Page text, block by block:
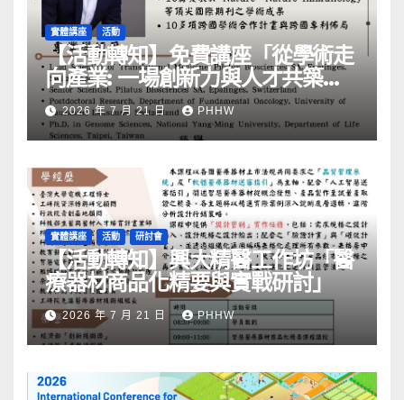
實體講座 活動
【活動轉知】免費講座「從學術走
向產業: ⼀場創新力與⼈才共築的
旅程」
2026 年 7 月 21 日 PHHW
實體講座 活動 研討會
【活動轉知】興大精醫工作坊「醫
療器材商品化精要與實戰研討」
2026 年 7 月 21 日 PHHW